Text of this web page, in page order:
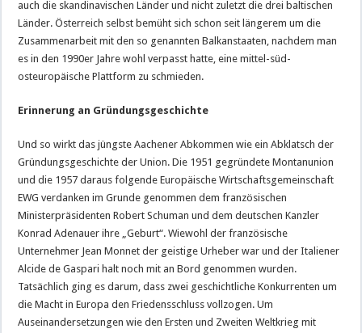
auch die skandinavischen Länder und nicht zuletzt die drei baltischen
Länder. Österreich selbst bemüht sich schon seit längerem um die
Zusammenarbeit mit den so genannten Balkanstaaten, nachdem man
es in den 1990er Jahre wohl verpasst hatte, eine mittel-süd-
osteuropäische Plattform zu schmieden.
Erinnerung an Gründungsgeschichte
Und so wirkt das jüngste Aachener Abkommen wie ein Abklatsch der
Gründungsgeschichte der Union. Die 1951 gegründete Montanunion
und die 1957 daraus folgende Europäische Wirtschaftsgemeinschaft
EWG verdanken im Grunde genommen dem französischen
Ministerpräsidenten Robert Schuman und dem deutschen Kanzler
Konrad Adenauer ihre „Geburt“. Wiewohl der französische
Unternehmer Jean Monnet der geistige Urheber war und der Italiener
Alcide de Gaspari halt noch mit an Bord genommen wurden.
Tatsächlich ging es darum, dass zwei geschichtliche Konkurrenten um
die Macht in Europa den Friedensschluss vollzogen. Um
Auseinandersetzungen wie den Ersten und Zweiten Weltkrieg mit